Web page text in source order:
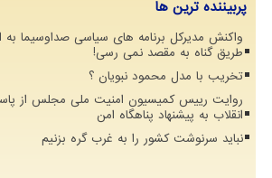
پربیننده ترین ها
واکنش مدیرکل برنامه های سیاسی صداوسیما به
طریق گناه به مقصد نمی رسی!
تخریب با مدل محمود نبویان ؟
روایت رییس کمیسیون امنیت ملی مجلس از
انقلاب به پیشنهاد پناهگاه امن
نباید سرنوشت کشور را به غرب گره بزنیم